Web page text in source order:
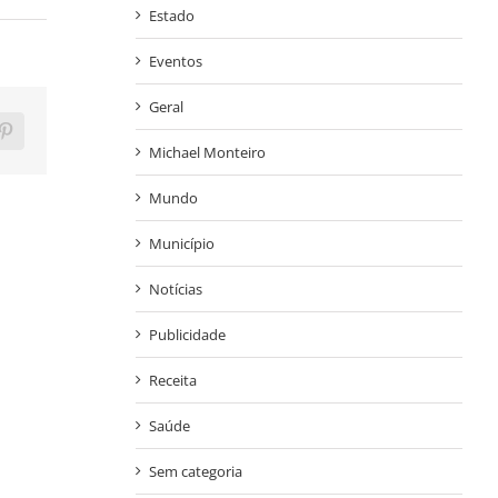
Pinterest
Estado
Eventos
Geral
Michael Monteiro
Mundo
Município
Notícias
Publicidade
Receita
Saúde
Sem categoria